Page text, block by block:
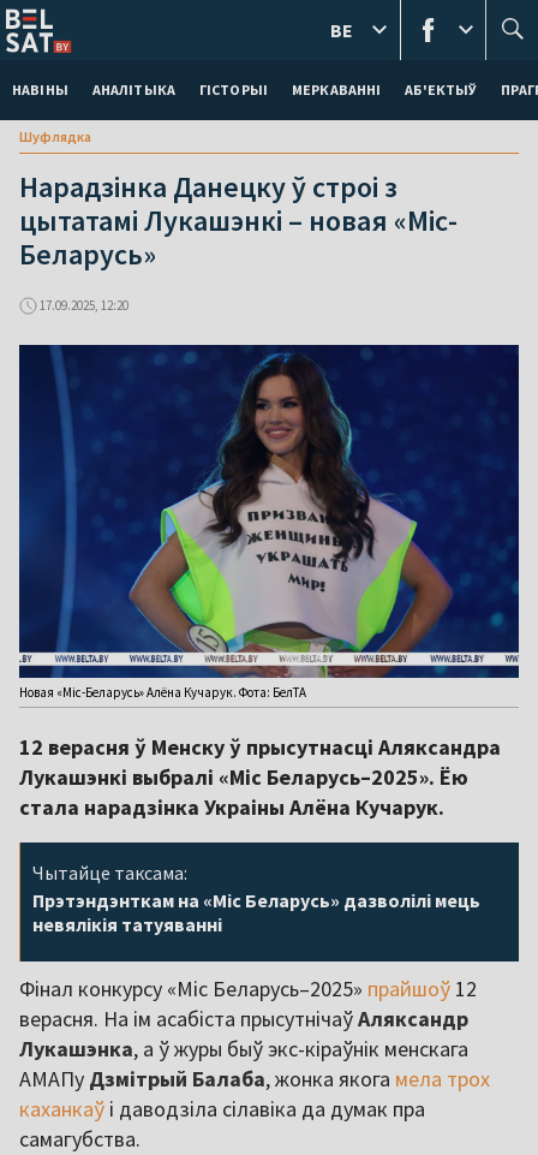
НАВІНЫ АНАЛІТЫКА ГІСТОРЫІ МЕРКАВАННI АБ'ЕКТЫЎ
BE
Шуфлядка
Нарадзінка Данецку ў строі з
цытатамі Лукашэнкі – новая «Міс-
Беларусь»
17.09.2025, 12:20
Новая «Міс-Беларусь» Алёна Кучарук. Фота: БелТА
12 верасня ў Менску ў прысутнасці Аляксандра
Лукашэнкі выбралі «Міс Беларусь–2025». Ёю
стала нарадзінка Украіны Алёна Кучарук.
Чытайце таксама:
Прэтэндэнткам на «Міс Беларусь» дазволілі мець
невялікія татуяванні
Фінал конкурсу «Міс Беларусь–2025» прайшоў 12
верасня. На ім асабіста прысутнічаўАляксандр
Лукашэнка, а ў журы быў экс-кіраўнік менскага
АМАПу Дзмітрый Балаба, жонка якога мела трох
каханкаў і даводзіла сілавіка да думак пра
самагубства.